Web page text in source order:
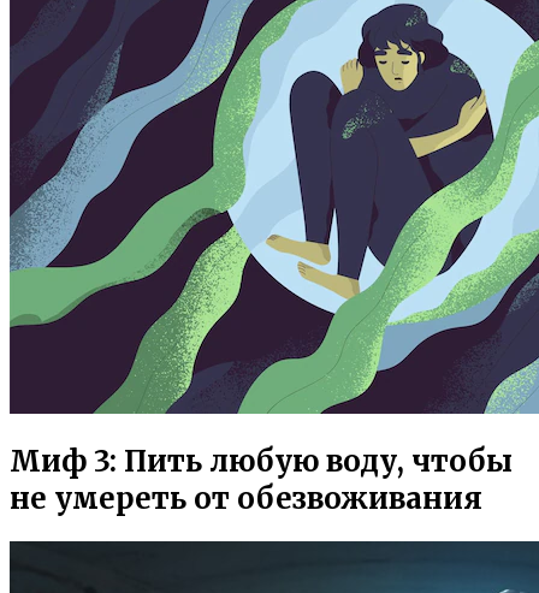
Миф 3: Пить любую воду, чтобы
не умереть от обезвоживания